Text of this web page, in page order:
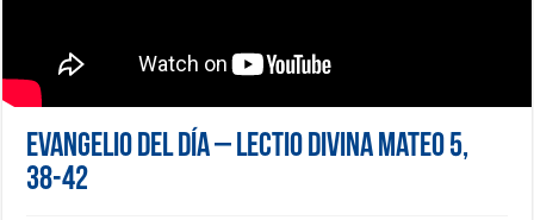
Evangelio del día – Lectio Divina Mateo 5,
38-42